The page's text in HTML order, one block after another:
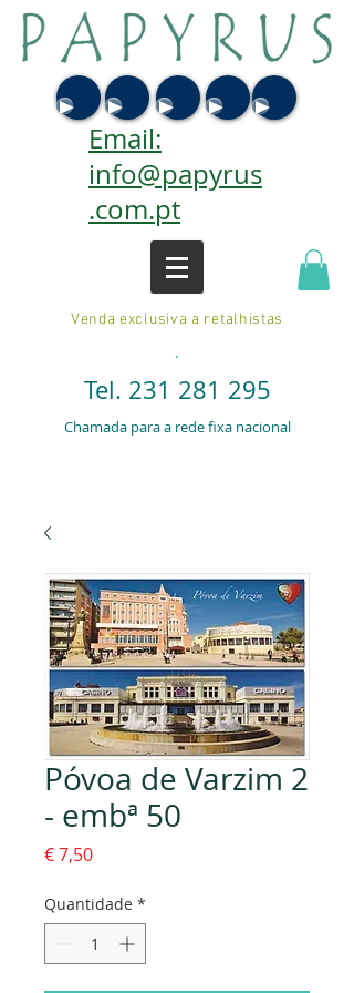
Email:
info@papyrus
.com.pt
Venda exclusiva a retalhistas
.
Tel. 231 281 295
Chamada para a rede fixa nacional
Póvoa de Varzim 2
- embª 50
€ 7,50Preço
Quantidade *